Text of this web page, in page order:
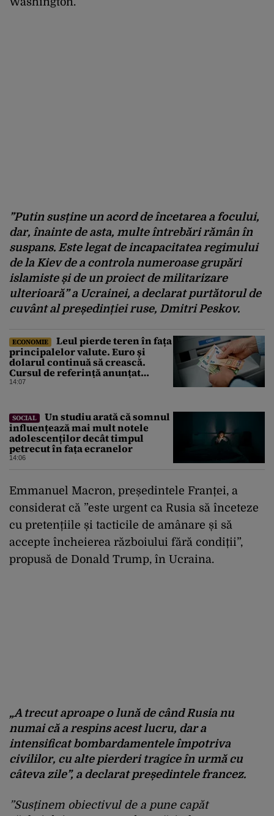
”Putin susține un acord de încetarea a focului,
dar, înainte de asta, multe întrebări rămân în
suspans. Este legat de incapacitatea regimului
de la Kiev de a controla numeroase grupări
islamiste și de un proiect de militarizare
ulterioară” a Ucrainei, a declarat purtătorul de
cuvânt al președinției ruse, Dmitri Peskov.
ECONOMIE
Leul pierde teren în fața
principalelor valute. Euro și
dolarul continuă să crească.
Cursul de referință anunțat
pentru vineri de BNR
14:07
SOCIAL
Un studiu arată că somnul
influențează mai mult notele
adolescenților decât timpul
petrecut în fața ecranelor
14:06
Emmanuel Macron, președintele Franței, a
considerat că ”este urgent ca Rusia să înceteze
cu pretențiile și tacticile de amânare și să
accepte încheierea războiului fără condiții”,
propusă de Donald Trump, în Ucraina.
„A trecut aproape o lună de când Rusia nu
numai că a respins acest lucru, dar a
intensificat bombardamentele împotriva
civililor, cu alte pierderi tragice în urmă cu
câteva zile”, a declarat președintele francez.
”Susținem obiectivul de a pune capăt